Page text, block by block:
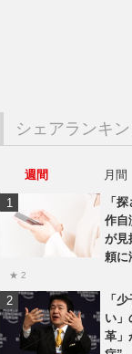
シェアランキ
週間 月間
「
作自
が見
頼に
★ 2
「
い」
革」